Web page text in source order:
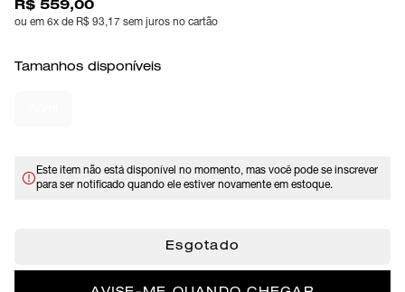
R$ 559,00
ou em 6x de R$ 93,17 sem juros no cartão
Tamanhos disponíveis
Este item não está disponível no momento, mas você pode se inscrever
para ser notificado quando ele estiver novamente em estoque.
Esgotado